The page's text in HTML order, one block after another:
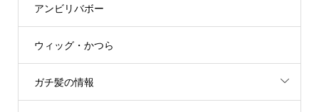
アンビリバボー
ウィッグ・かつら
ガチ髪の情報